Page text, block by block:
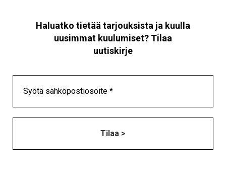
Haluatko tietää tarjouksista ja kuulla
uusimmat kuulumiset? Tilaa
uutiskirje